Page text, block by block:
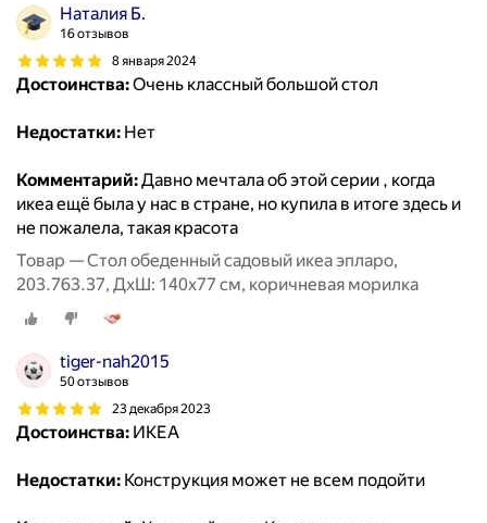
Наталия Б.
16 отзывов
8 января 2024
Достоинства:Очень классный большой стол
Недостатки: Нет
Комментарий:Давно мечтала об этой серии , когда
икеа ещё была у нас в стране, но купила в итоге здесь и
не пожалела, такая красота
Товар — Стол обеденный садовый икеа эпларо,
203.763.37, ДхШ: 140х77 см, коричневая морилка
tiger-nah2015
50 отзывов
23 декабря 2023
Достоинства: ИКЕА
Недостатки: Конструкция может не всем подойти